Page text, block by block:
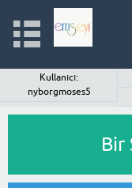
Kullanıcı:
nyborgmoses5
Bir